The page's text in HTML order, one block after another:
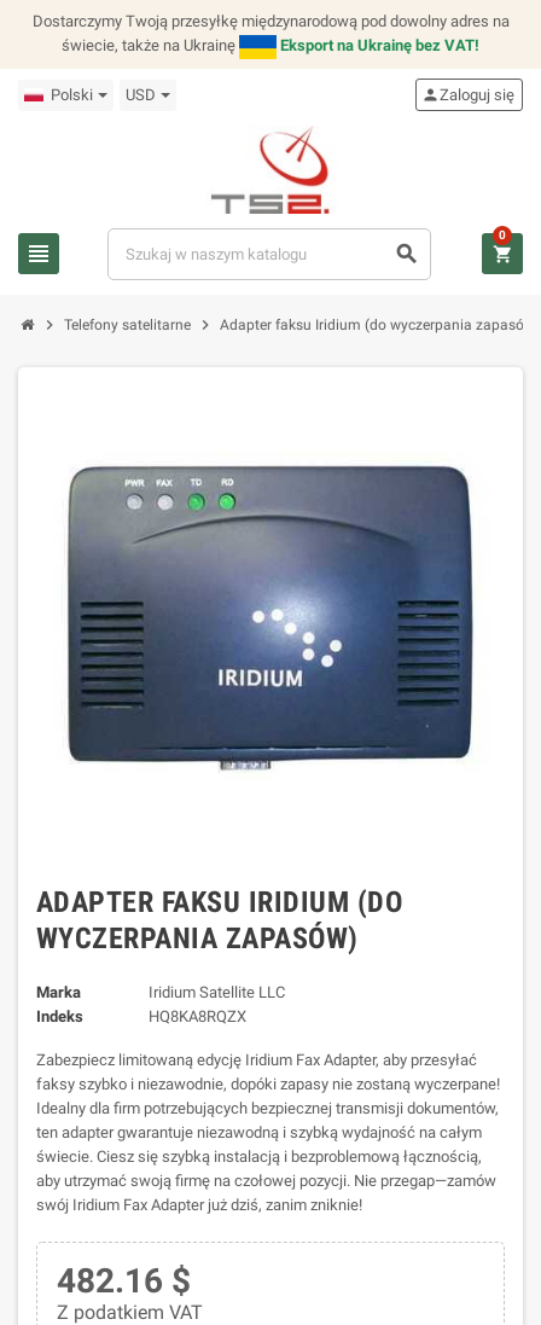
Dostarczymy Twoją przesyłkę międzynarodową pod dowolny adres na
świecie, także na Ukrainę
Eksport na Ukrainę bez VAT!
Polski USD
view_headline search
personZaloguj się
shopping_cart
0
chevron_right Telefony satelitarne chevron_right Adapter faksu Iridium (do wyczerpania zapasów)
ADAPTER FAKSU IRIDIUM (DO
WYCZERPANIA ZAPASÓW)
Marka
Iridium Satellite LLC
Indeks
HQ8KA8RQZX
Zabezpiecz limitowaną edycję Iridium Fax Adapter, aby przesyłać
faksy szybko i niezawodnie, dopóki zapasy nie zostaną wyczerpane!
Idealny dla firm potrzebujących bezpiecznej transmisji dokumentów,
ten adapter gwarantuje niezawodną i szybką wydajność na całym
świecie. Ciesz się szybką instalacją i bezproblemową łącznością,
aby utrzymać swoją firmę na czołowej pozycji. Nie przegap—zamów
swój Iridium Fax Adapter już dziś, zanim zniknie!
482.16 $
Z podatkiem VAT